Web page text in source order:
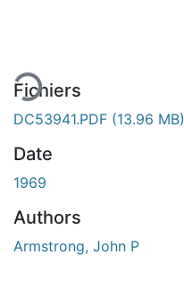
Fichiers
DC53941.PDF (13.96 MB)
Date
1969
Authors
Armstrong, John P